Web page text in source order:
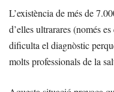
L’existència de més de
d’elles ultrarares (només
dificulta el diagnòstic
molts professionals de la